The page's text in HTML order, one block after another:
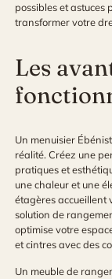
possibles et astuces
transformer votre
Les
Un menuisier
réalité. Créez une
pratiques et
une chaleur et une
étagères accueillent
solution de
optimise votre
et cintres avec des
Un meuble de